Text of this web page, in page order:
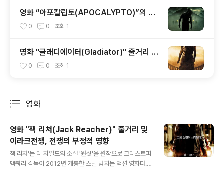
영화 “아포칼립토(APOCALYPTO)”의 줄
거리 및 시대적 배경, 논란 정리
0 0 조회 1
영화 "글래디에이터(Gladiator)" 줄거리 및
역사적 배경, 감상평
0 0 조회 1
영화
영화 "잭 리처(Jack Reacher)" 줄거리 및
이라크전쟁, 전쟁의 부정적 영향
잭 리처'는 리 차일드의 소설 '원샷'을 원작으로 크리스토퍼
맥쿼리 감독이 2012년 개봉한 스릴 넘치는 액션 영화다.